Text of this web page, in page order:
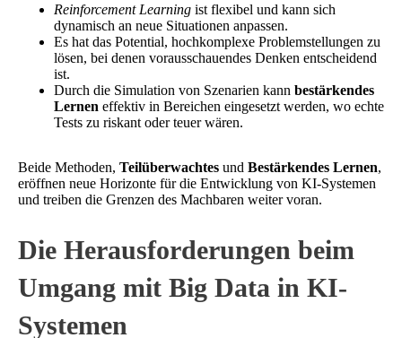
Reinforcement Learning ist flexibel und kann sich
dynamisch an neue Situationen anpassen.
Es hat das Potential, hochkomplexe Problemstellungen zu
lösen, bei denen vorausschauendes Denken entscheidend
ist.
Durch die Simulation von Szenarien kann bestärkendes
Lernen effektiv in Bereichen eingesetzt werden, wo echte
Tests zu riskant oder teuer wären.
Beide Methoden, Teilüberwachtes und Bestärkendes Lernen,
eröffnen neue Horizonte für die Entwicklung von KI-Systemen
und treiben die Grenzen des Machbaren weiter voran.
Die Herausforderungen beim
Umgang mit Big Data in KI-
Systemen